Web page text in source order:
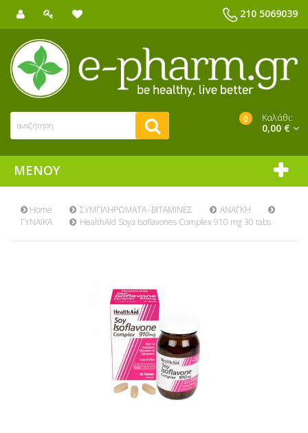
210 5069039
0 Καλάθι:
0,00 €
ΜΕΝΟΎ
Home ΣΥΜΠΛΗΡΩΜΑΤΑ -ΒΙΤΑΜΙΝΕΣ
ΑΝΑΓΚΗ
ΓΥΝΑΙΚΑ
HealthAid Soya Isoflavones Complex 910 mg 30 tabs